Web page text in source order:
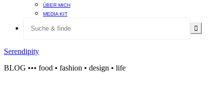
ÜBER MICH
MEDIA KIT
Serendipity
BLOG ••• food • fashion • design • life